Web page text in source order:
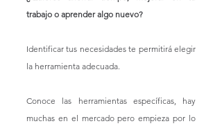
trabajo o aprender algo nuevo?
Identificar tus necesidades te permitirá elegir
la herramienta adecuada.
Conoce las herramientas específicas, hay
muchas en el mercado pero empieza por lo